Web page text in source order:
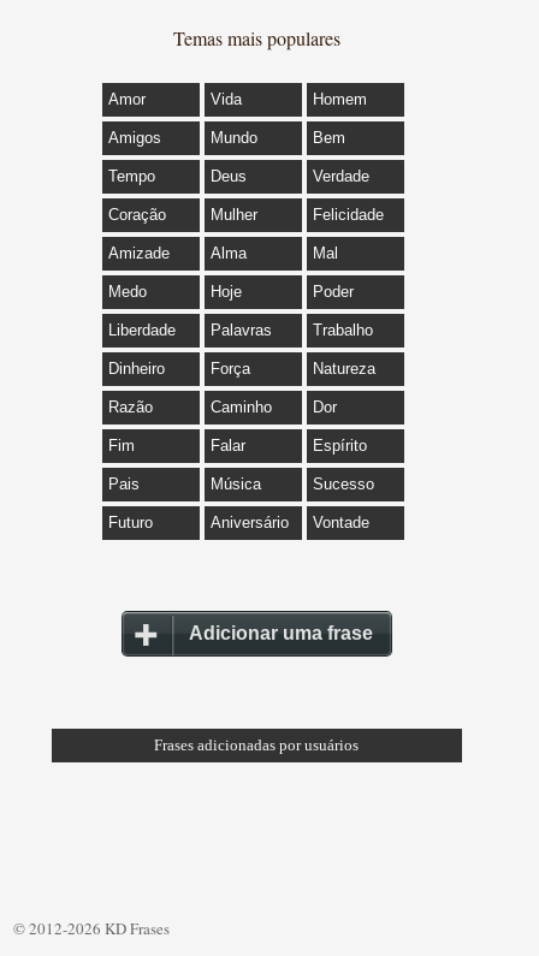
Temas mais populares
Amor Vida Homem
Amigos Mundo Bem
Tempo Deus Verdade
Coração Mulher Felicidade
Amizade Alma Mal
Medo Hoje Poder
Liberdade Palavras Trabalho
Dinheiro Força Natureza
Razão Caminho Dor
Fim Falar Espírito
Pais Música Sucesso
Futuro Aniversário Vontade
Adicionar uma frase
Frases adicionadas por usuários
© 2012-2026 KD Frases